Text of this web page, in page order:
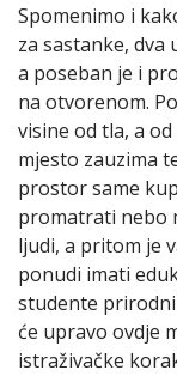
Spomenimo i
za sastanke, dva
a poseban je i
na otvorenom.
visine od tla, a
mjesto zauzima
prostor same
promatrati nebo
ljudi, a pritom je
ponudi imati
studente
će upravo ovdje
istraživačke